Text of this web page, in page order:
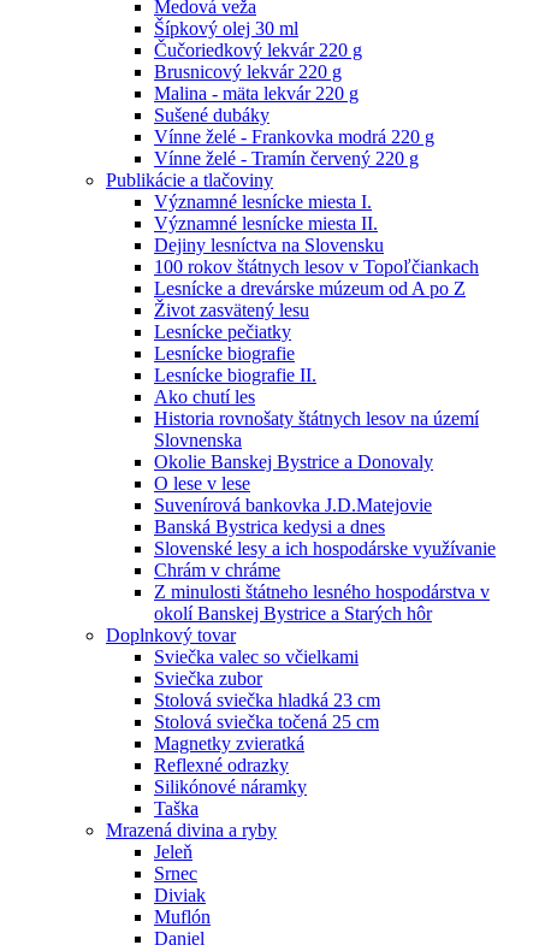
Medová veža
Šípkový olej 30 ml
Čučoriedkový lekvár 220 g
Brusnicový lekvár 220 g
Malina - mäta lekvár 220 g
Sušené dubáky
Vínne želé - Frankovka modrá 220 g
Vínne želé - Tramín červený 220 g
Publikácie a tlačoviny
Významné lesnícke miesta I.
Významné lesnícke miesta II.
Dejiny lesníctva na Slovensku
100 rokov štátnych lesov v Topoľčiankach
Lesnícke a drevárske múzeum od A po Z
Život zasvätený lesu
Lesnícke pečiatky
Lesnícke biografie
Lesnícke biografie II.
Ako chutí les
Historia rovnošaty štátnych lesov na území
Slovnenska
Okolie Banskej Bystrice a Donovaly
O lese v lese
Suvenírová bankovka J.D.Matejovie
Banská Bystrica kedysi a dnes
Slovenské lesy a ich hospodárske využívanie
Chrám v chráme
Z minulosti štátneho lesného hospodárstva v
okolí Banskej Bystrice a Starých hôr
Doplnkový tovar
Sviečka valec so včielkami
Sviečka zubor
Stolová sviečka hladká 23 cm
Stolová sviečka točená 25 cm
Magnetky zvieratká
Reflexné odrazky
Silikónové náramky
Taška
Mrazená divina a ryby
Jeleň
Srnec
Diviak
Muflón
Daniel